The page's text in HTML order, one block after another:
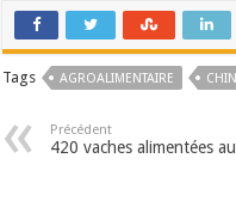
Tags AGROALIMENTAIRE
Précédent
420 vaches alimentées